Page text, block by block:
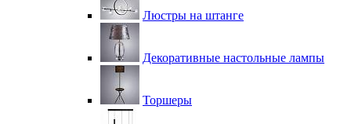
Люстры на штанге
Декоративные настольные лампы
Торшеры